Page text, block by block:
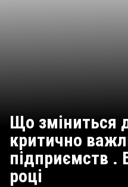
Що зміниться
критично
підприємств .
році